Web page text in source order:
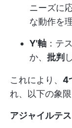
ニーズに
な動作を
Y'軸 ：テ
か、 批判
これにより、 4
れ、以下の象
アジャイルテ